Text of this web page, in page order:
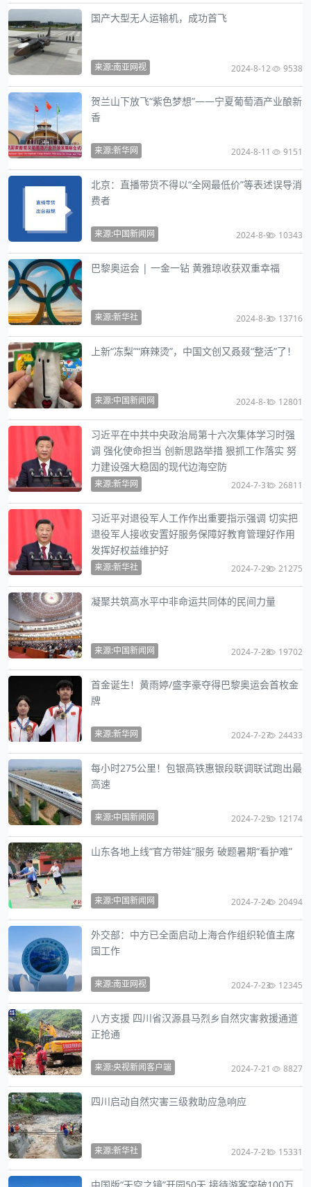
国产大型无人运输机，成功首飞
来源:南亚网视 2024-8-12 9538
贺兰山下放飞“紫色梦想”——宁夏葡萄酒产业酿新
香
来源:新华网 2024-8-11 9151
北京：直播带货不得以“全网最低价”等表述误导消
费者
来源:中国新闻网 2024-8-9 10343
巴黎奥运会 | 一金一钻 黄雅琼收获双重幸福
来源:新华社 2024-8-3 13716
上新“冻梨”“麻辣烫”，中国文创又叒叕“整活”了！
来源:中国新闻网 2024-8-1 12801
习近平在中共中央政治局第十六次集体学习时强
调 强化使命担当 创新思路举措 狠抓工作落实 努
力建设强大稳固的现代边海空防
来源:新华网 2024-7-31 26811
习近平对退役军人工作作出重要指示强调 切实把
退役军人接收安置好服务保障好教育管理好作用
发挥好权益维护好
来源:新华社 2024-7-29 21275
凝聚共筑高水平中非命运共同体的民间力量
来源:中国新闻网 2024-7-28 19702
首金诞生！黄雨婷/盛李豪夺得巴黎奥运会首枚金
牌
来源:新华网 2024-7-27 24433
每小时275公里！包银高铁惠银段联调联试跑出最
高速
来源:中国新闻网 2024-7-25 12174
山东各地上线“官方带娃”服务 破题暑期“看护难”
来源:中国新闻网 2024-7-24 20494
外交部：中方已全面启动上海合作组织轮值主席
国工作
来源:南亚网视 2024-7-23 12345
八方支援 四川省汉源县马烈乡自然灾害救援通道
正抢通
来源:央视新闻客户端 2024-7-21 8827
四川启动自然灾害三级救助应急响应
来源:新华社 2024-7-21 15331